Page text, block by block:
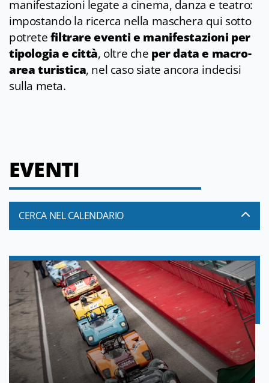
manifestazioni legate a cinema, danza e teatro:
impostando la ricerca nella maschera qui sotto
potretefiltrare eventi e manifestazioni per
tipologia e città, oltre che per data e macro-
area turistica, nel caso siate ancora indecisi
sulla meta.
EVENTI
CERCA NEL CALENDARIO